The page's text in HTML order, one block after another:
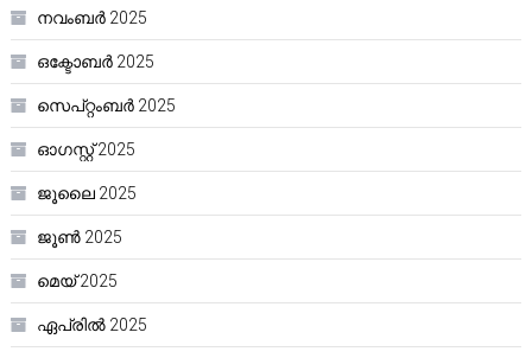
നവംബർ 2025
ഒക്ടോബർ 2025
സെപ്റ്റംബർ 2025
ഓഗസ്റ്റ്‌ 2025
ജൂലൈ 2025
ജൂൺ 2025
മെയ്‌ 2025
ഏപ്രിൽ 2025